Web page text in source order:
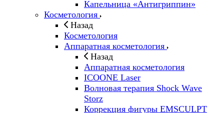
Капельница «Антигриппин»
Косметология
Назад
Косметология
Аппаратная косметология
Назад
Аппаратная косметология
ICOONE Laser
Волновая терапия Shock Wave
Storz
Коррекция фигуры EMSCULPT